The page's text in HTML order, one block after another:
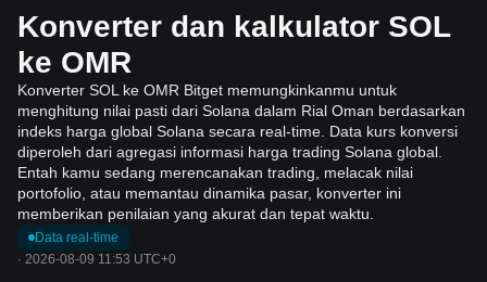
Konverter dan kalkulator SOL
ke OMR
Konverter SOL ke OMR Bitget memungkinkanmu untuk
menghitung nilai pasti dari Solana dalam Rial Oman berdasarkan
indeks harga global Solana secara real-time. Data kurs konversi
diperoleh dari agregasi informasi harga trading Solana global.
Entah kamu sedang merencanakan trading, melacak nilai
portofolio, atau memantau dinamika pasar, konverter ini
memberikan penilaian yang akurat dan tepat waktu.
Data real-time
· 2026-08-09 11:53 UTC+0